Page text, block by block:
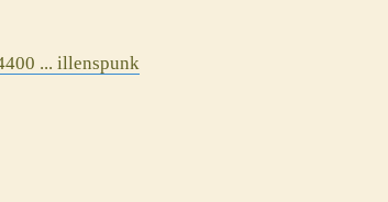
... illenspunk